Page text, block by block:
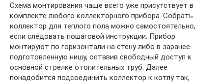
Схема монтирования чаще всего уже присутствует в
комплекте любого коллекторного прибора. Собрать
коллектор для теплого пола можно самостоятельно,
если следовать пошаговой инструкции. Прибор
монтируют по горизонтали на стену либо в заранее
подготовленную нишу, оставив свободный доступ к
основной стрелке отопительных труб. Далее
понадобится подсоединить коллектор к котлу так,